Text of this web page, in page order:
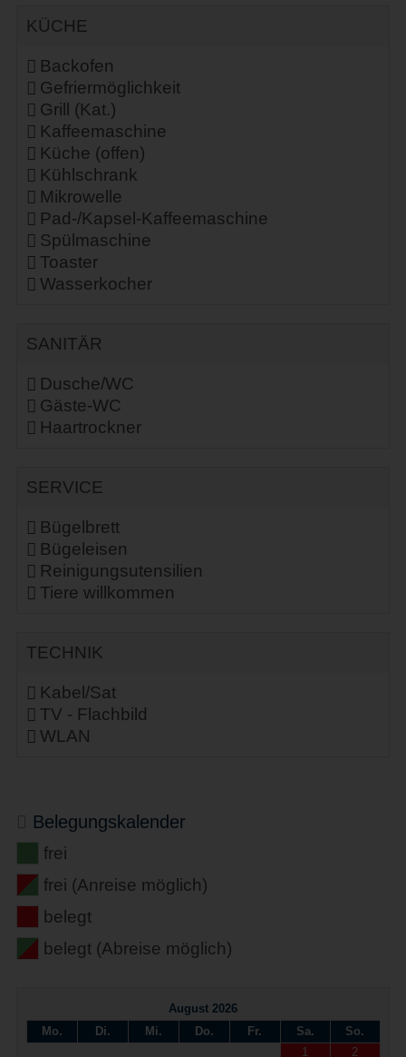
KÜCHE
Backofen
Gefriermöglichkeit
Grill (Kat.)
Kaffeemaschine
Küche (offen)
Kühlschrank
Mikrowelle
Pad-/Kapsel-Kaffeemaschine
Spülmaschine
Toaster
Wasserkocher
SANITÄR
Dusche/WC
Gäste-WC
Haartrockner
SERVICE
Bügelbrett
Bügeleisen
Reinigungsutensilien
Tiere willkommen
TECHNIK
Kabel/Sat
TV - Flachbild
WLAN
Belegungskalender
frei
frei (Anreise möglich)
belegt
belegt (Abreise möglich)
August 2026
Mo.
Di. Mi. Do. Fr. Sa.
So.
1
2